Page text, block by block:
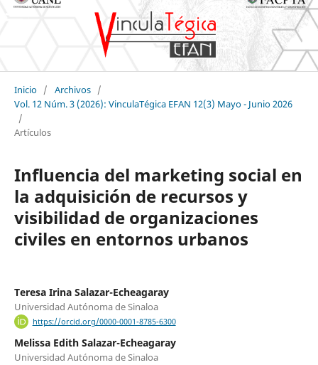
Inicio / Archivos /
Vol. 12 Núm. 3 (2026): VinculaTégica EFAN 12(3) Mayo - Junio 2026
/
Artículos
Influencia del marketing social en
la adquisición de recursos y
visibilidad de organizaciones
civiles en entornos urbanos
Teresa Irina Salazar-Echeagaray
Universidad Autónoma de Sinaloa
https://orcid.org/0000-0001-8785-6300
Melissa Edith Salazar-Echeagaray
Universidad Autónoma de Sinaloa